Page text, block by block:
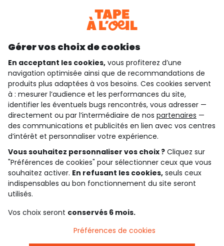
qui sommes-nous ?
besoin d'aide ?
le club fidélité
notre catalogue
Conditions générales de ventes et d'utilisation
Conditions d’utilisation des réseaux sociaux
Politique de confidentialité
Cookies et données personnelles
Paramètres des cookies
Gérer vos choix de cookies
En acceptant les cookies, vous profiterez d’une
navigation optimisée ainsi que de recommandations de
produits plus adaptées à vos besoins. Ces cookies servent
à : mesurer l’audience et les performances du site,
identifier les éventuels bugs rencontrés, vous adresser —
directement ou par l’intermédiaire de nos partenaires —
des communications et publicités en lien avec vos centres
d’intérêt et personnaliser votre expérience.
Vous souhaitez personnaliser vos choix ? Cliquez sur
"Préférences de cookies" pour sélectionner ceux que vous
souhaitez activer. En refusant les cookies, seuls ceux
indispensables au bon fonctionnement du site seront
utilisés.
Vos choix seront conservés 6 mois.
Préférences de cookies